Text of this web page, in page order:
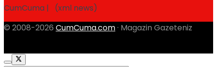
CumCuma | (xml news)
© 2008-2026 CumCuma.com · Magazin Gazeteniz